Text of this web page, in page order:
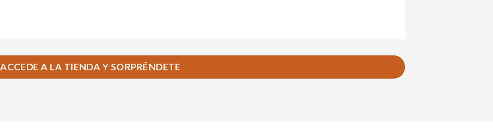
ACCEDE A LA TIENDA Y SORPRÉNDETE